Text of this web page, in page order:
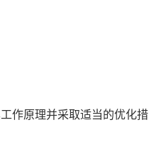
作原理并采取适当的优化措